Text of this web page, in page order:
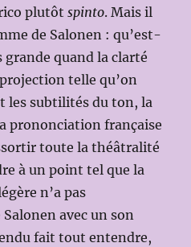
plutôtspinto. Mais il
de Salonen : qu’est-
quand la clarté
telle qu’on
les subtilités du ton, la
prononciation française
toute la théâtralité
à un point tel que la
n’a pas
avec un son
fait tout entendre,